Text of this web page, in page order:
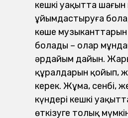
кешкі уақытта
ұйымдастыруға
көше
болады – олар
әрдайым дайын.
құралдарын қойып,
керек. Жұма, сенбі,
күндері кешкі
өткізуге толық